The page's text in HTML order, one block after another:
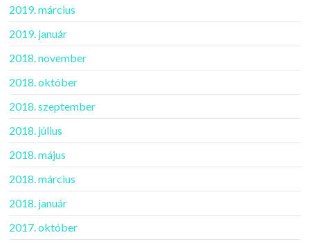
2019. március
2019. január
2018. november
2018. október
2018. szeptember
2018. július
2018. május
2018. március
2018. január
2017. október